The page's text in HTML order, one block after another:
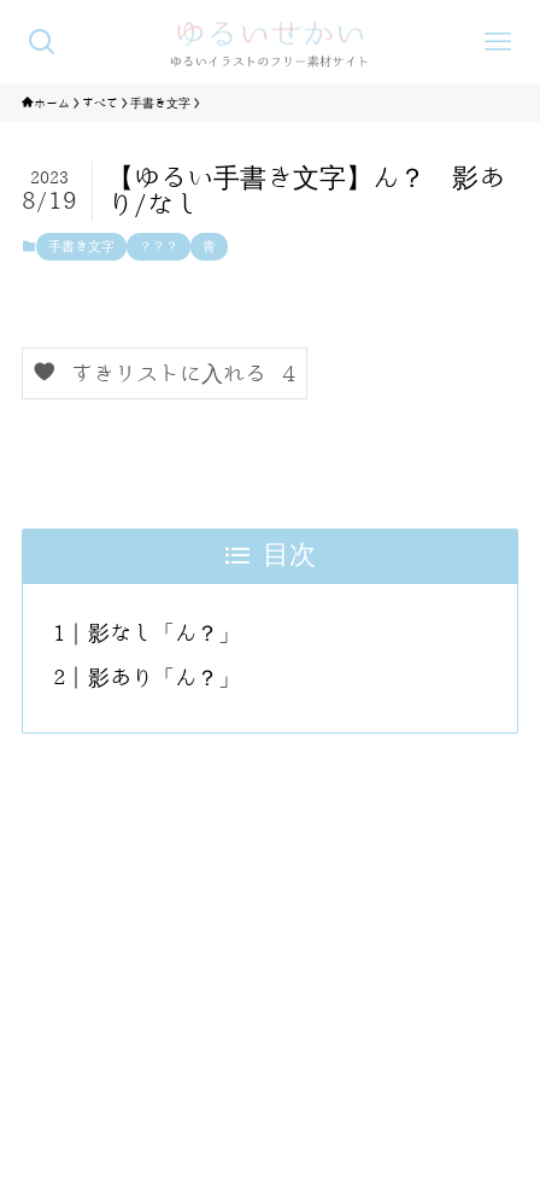
ホーム すべて 手書き文字
【ゆるい手書き文字】ん？ 影あ
り/なし
2023
8/19
手書き文字 ？？？ 青
すきリストに入れる 4
目次
影なし「ん？」
影あり「ん？」